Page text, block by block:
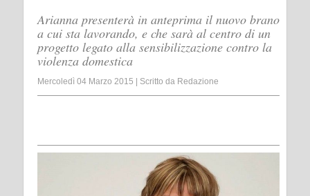
Arianna presenterà in anteprima il nuovo brano
a cui sta lavorando, e che sarà al centro di un
progetto legato alla sensibilizzazione contro la
violenza domestica
Mercoledì 04 Marzo 2015 Scritto da Redazione